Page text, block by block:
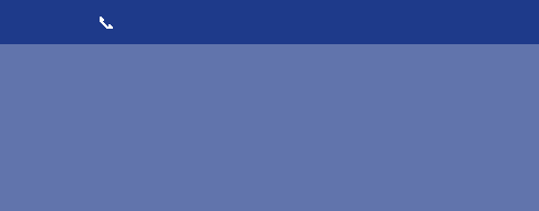
📞